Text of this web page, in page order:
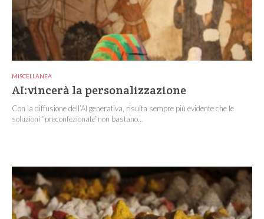
MISCELLANEA
AI:vincerà la personalizzazione
Con la diffusione dell’AI generativa, risulta sempre più evidente che le
soluzioni “preconfezionate”non bastano...